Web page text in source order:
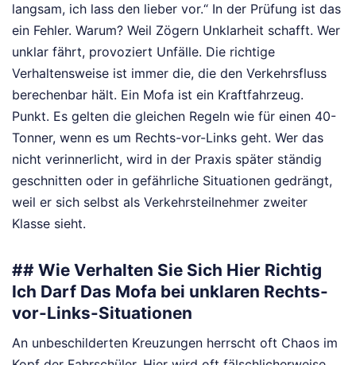
langsam, ich lass den lieber vor.“ In der Prüfung ist das
ein Fehler. Warum? Weil Zögern Unklarheit schafft. Wer
unklar fährt, provoziert Unfälle. Die richtige
Verhaltensweise ist immer die, die den Verkehrsfluss
berechenbar hält. Ein Mofa ist ein Kraftfahrzeug.
Punkt. Es gelten die gleichen Regeln wie für einen 40-
Tonner, wenn es um Rechts-vor-Links geht. Wer das
nicht verinnerlicht, wird in der Praxis später ständig
geschnitten oder in gefährliche Situationen gedrängt,
weil er sich selbst als Verkehrsteilnehmer zweiter
Klasse sieht.
## Wie Verhalten Sie Sich Hier Richtig
Ich Darf Das Mofa bei unklaren Rechts-
vor-Links-Situationen
An unbeschilderten Kreuzungen herrscht oft Chaos im